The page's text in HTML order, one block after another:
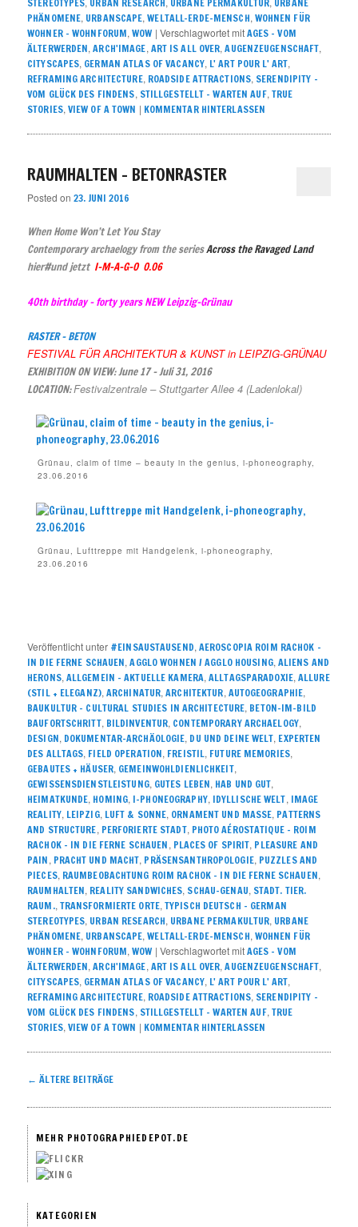
PHÄNOMENE, URBANSCAPE,WELTALL-ERDE-MENSCH, WOHNEN FÜR
WOHNER – WOHNFORUM,WOW | Verschlagwortet mit AGES - VOM
ÄLTERWERDEN,ARCH'IMAGE, ART IS ALL OVER,AUGENZEUGENSCHAFT,
CITYSCAPES, GERMAN ATLAS OF VACANCY, L' ART POUR L' ART,
REFRAMING ARCHITECTURE, ROADSIDE ATTRACTIONS, SERENDIPITY –
VOM GLÜCK DES FINDENS, STILLGESTELLT – WARTEN AUF, TRUE
STORIES, VIEW OF A TOWN | KOMMENTAR HINTERLASSEN
RAUMHALTEN – BETONRASTER
Posted on23. JUNI 2016
When Home Won’t Let You Stay
Contemporary archaelogy from the seriesAcross the Ravaged Land
hier#und jetzt I-M-A-G-O 0.06
40th birthday– forty years NEWLeipzig-Grünau
RASTER – BETON
FESTIVAL FÜR ARCHITEKTUR & KUNST in LEIPZIG-GRÜNAU
EXHIBITION ON VIEW: June 17 – Juli 31, 2016
LOCATION: Festivalzentrale – Stuttgarter Allee 4 (Ladenlokal)
Grünau, claim of time – beauty in the genius, i-phoneography,
23.06.2016
Grünau, Lufttreppe mit Handgelenk, i-phoneography,
23.06.2016
Veröffentlicht unter #EINSAUSTAUSEND, AEROSCOPIA ROIM RACHOK –
IN DIE FERNE SCHAUEN,AGGLO WOHNEN / AGGLO HOUSING, ALIENS AND
HERONS, ALLGEMEIN – AKTUELLE KAMERA,ALLTAGSPARADOXIE, ALLURE
(STIL + ELEGANZ), ARCHINATUR,ARCHITEKTUR, AUTOGEOGRAPHIE,
BAUKULTUR – CULTURAL STUDIES IN ARCHITECTURE, BETON-IM-BILD
BAUFORTSCHRITT, BILDINVENTUR, CONTEMPORARY ARCHAELOGY,
DESIGN, DOKUMENTAR-ARCHÄOLOGIE, DU UND DEINE WELT, EXPERTEN
DES ALLTAGS, FIELD OPERATION, FREISTIL, FUTURE MEMORIES,
GEBAUTES + HÄUSER, GEMEINWOHLDIENLICHKEIT,
GEWISSENSDIENSTLEISTUNG, GUTES LEBEN, HAB UND GUT,
HEIMATKUNDE, HOMING, I-PHONEOGRAPHY, IDYLLISCHE WELT, IMAGE
REALITY, LEIPZIG, LUFT & SONNE, ORNAMENT UND MASSE, PATTERNS
AND STRUCTURE, PERFORIERTE STADT, PHOTO AÉROSTATIQUE – ROIM
RACHOK – IN DIE FERNE SCHAUEN, PLACES OF SPIRIT, PLEASURE AND
PAIN, PRACHT UND MACHT, PRÄSENSANTHROPOLOGIE, PUZZLES AND
PIECES, RAUMBEOBACHTUNG ROIM RACHOK – IN DIE FERNE SCHAUEN,
RAUMHALTEN, REALITY SANDWICHES, SCHAU-GENAU, STADT. TIER.
RAUM., TRANSFORMIERTE ORTE, TYPISCH DEUTSCH – GERMAN
STEREOTYPES, URBAN RESEARCH, URBANE PERMAKULTUR, URBANE
PHÄNOMENE, URBANSCAPE,WELTALL-ERDE-MENSCH, WOHNEN FÜR
WOHNER – WOHNFORUM,WOW | Verschlagwortet mit AGES - VOM
ÄLTERWERDEN,ARCH'IMAGE, ART IS ALL OVER,AUGENZEUGENSCHAFT,
CITYSCAPES, GERMAN ATLAS OF VACANCY, L' ART POUR L' ART,
REFRAMING ARCHITECTURE, ROADSIDE ATTRACTIONS, SERENDIPITY –
VOM GLÜCK DES FINDENS, STILLGESTELLT – WARTEN AUF, TRUE
STORIES, VIEW OF A TOWN | KOMMENTAR HINTERLASSEN
Artikelnavigation
← ÄLTERE BEITRÄGE
MEHR PHOTOGRAPHIEDEPOT.DE
KATEGORIEN